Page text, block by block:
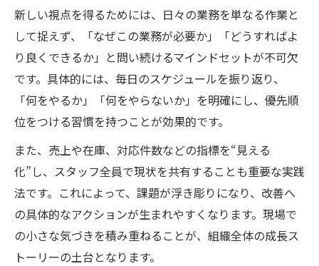
新しい視点を得るためには、日々の業務を単なる作業と
して捉えず、「なぜこの業務が必要か」「どうすればよ
り良くできるか」と問い続けるマインドセットが不可欠
です。具体的には、毎日のスケジュールを振り返り、
「何をやるか」「何をやらないか」を明確にし、優先順
位をつける習慣を持つことが効果的です。
また、売上や在庫、対応件数などの指標を“見える
化”し、スタッフ全員で現状を共有することも重要な実践
法です。これによって、課題が浮き彫りになり、改善へ
の具体的なアクションが生まれやすくなります。現場で
の小さな気づきを積み重ねることが、組織全体の成長ス
トーリーの土台となります。